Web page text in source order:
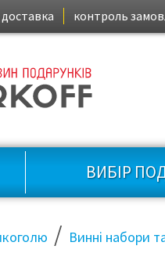
контроль
ВИБІР
/ Винні набори